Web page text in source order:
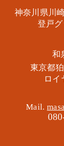
神奈川県川
登戸
和
東京都
ロイ
Mail.